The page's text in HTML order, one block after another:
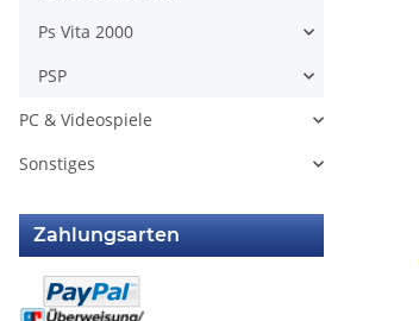
Ps Vita 2000
PSP
PC & Videospiele
Sonstiges
Zahlungsarten